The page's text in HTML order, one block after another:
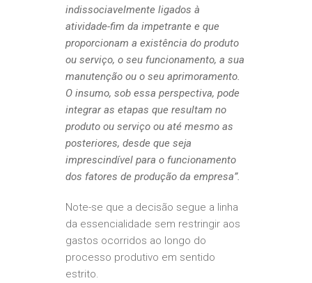
indissociavelmente ligados à
atividade-fim da impetrante e que
proporcionam a existência do produto
ou serviço, o seu funcionamento, a sua
manutenção ou o seu aprimoramento.
O insumo, sob essa perspectiva, pode
integrar as etapas que resultam no
produto ou serviço ou até mesmo as
posteriores, desde que seja
imprescindível para o funcionamento
dos fatores de produção da empresa”.
Note-se que a decisão segue a linha
da essencialidade sem restringir aos
gastos ocorridos ao longo do
processo produtivo em sentido
estrito.